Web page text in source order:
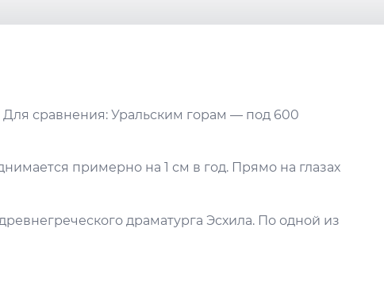
Для сравнения: Уральским горам — под 600
примерно на 1 см в год. Прямо на глазах
драматурга Эсхила. По одной из